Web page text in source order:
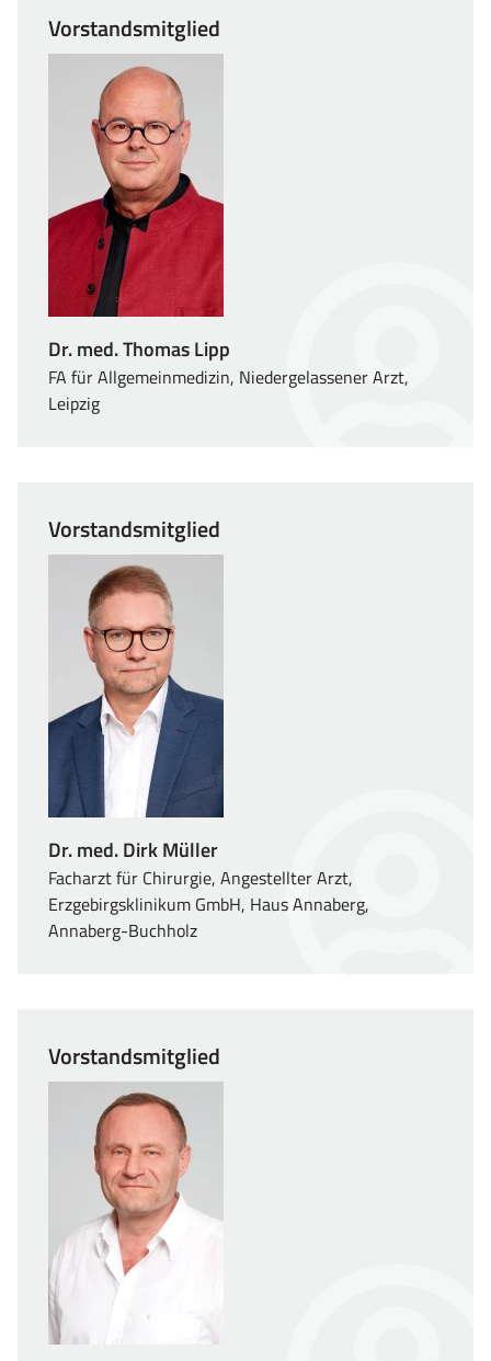
Vorstandsmitglied
Dr. med. Thomas Lipp
FA für Allgemeinmedizin, Niedergelassener Arzt,
Leipzig
Vorstandsmitglied
Dr. med. Dirk Müller
Facharzt für Chirurgie, Angestellter Arzt,
Erzgebirgsklinikum GmbH, Haus Annaberg,
Annaberg-Buchholz
Vorstandsmitglied